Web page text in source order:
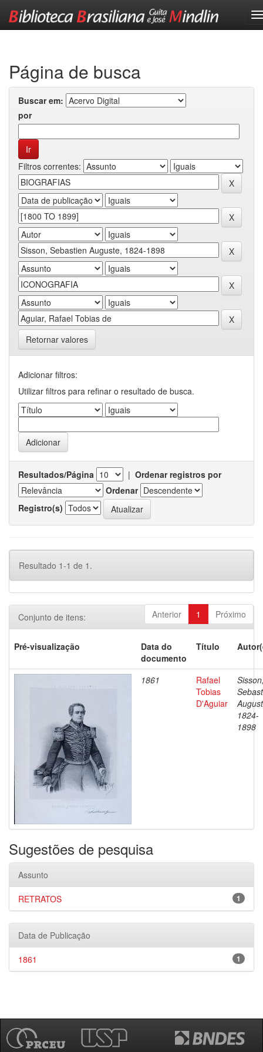
Página de busca
Buscar em:
por
Filtros correntes:
Retornar valores
Adicionar filtros:
Utilizar filtros para refinar o resultado de busca.
Resultados/Página | Ordenar registros por
Ordenar
Registro(s)
Resultado 1-1 de 1.
Anterior 1 Próximo
Conjunto de itens:
Pré-visualização
Data do
documento
Título
1861
Rafael
Tobias
D'Aguiar
1824-
1898
Sugestões de pesquisa
Assunto
1
RETRATOS
Data de Publicação
1
1861